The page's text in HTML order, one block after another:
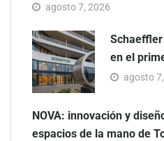
agosto 7, 2026
en el
agosto
NOVA: innovación y
espacios de la mano de